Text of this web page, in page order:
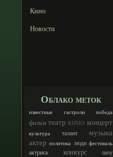
Кино
Новости
Облако меток
известные гастроли победа
фильм театр кино концерт
культура талант
музыка
актер политика люди фестиваль
актриса конкурс шоу